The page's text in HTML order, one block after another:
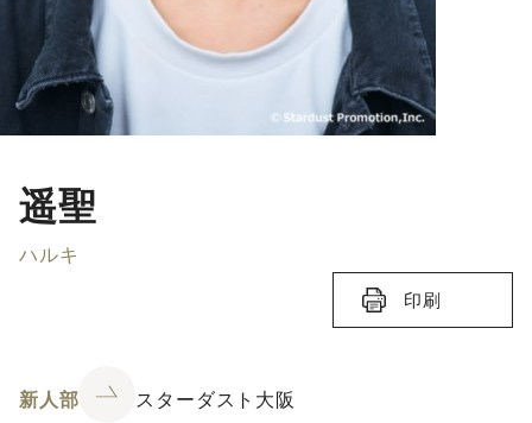
遥聖
ハルキ
印刷
新人部 スターダスト大阪